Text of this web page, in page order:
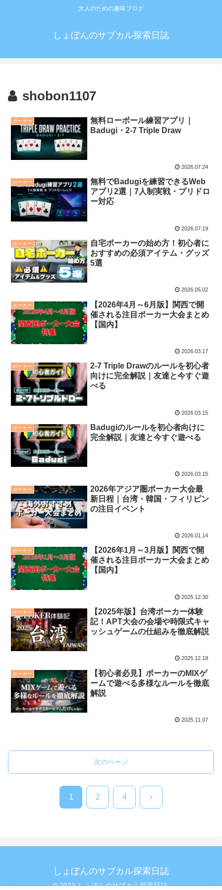
大人のための趣味ブログ
しょぼんのサブカル探索日誌
shobon1107
ポーカー
無料ローボール練習アプリ｜
Badugi・2-7 Triple Draw
2026.07.24
ポーカー
無料でBadugiを練習できるWeb
アプリ2選｜7人制実戦・プリドロ
ー対応
2026.07.19
ポーカー
自宅ポーカーの始め方！初心者に
おすすめの必須アイテム・グッズ
5選
2026.05.02
ポーカー
【2026年4月～6月版】関西で開
催される注目ポーカー大会まとめ
【国内】
2026.03.17
ポーカー
2-7 Triple Drawのルールを初心者
向けに完全解説｜友達と今すぐ遊
べる
2026.03.15
ポーカー
Badugiのルールを初心者向けに
完全解説｜友達と今すぐ遊べる
2026.03.15
ポーカー
2026年アジア圏ポーカー大会最
新日程｜台湾・韓国・フィリピン
の注目イベント
2026.01.14
ポーカー
【2026年1月～3月版】関西で開
催される注目ポーカー大会まとめ
【国内】
2025.12.30
ポーカー
【2025年版】台湾ポーカー体験
記！APT大会の会場や時限式キャ
ッシュゲームの仕組みを徹底解説
2025.12.18
ポーカー
【初心者必見】ポーカーのMIXゲ
ームで遊べる多様なルールを徹底
解説
2025.11.07
次のページ
1 2 4 次
しょぼんのサブカル探索日誌
© 2023 しょぼんのサブカル探索日誌.